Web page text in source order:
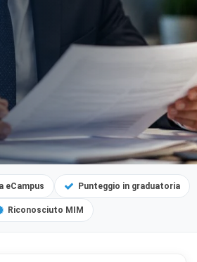
eCampus Punteggio in graduatoria
Riconosciuto MIM